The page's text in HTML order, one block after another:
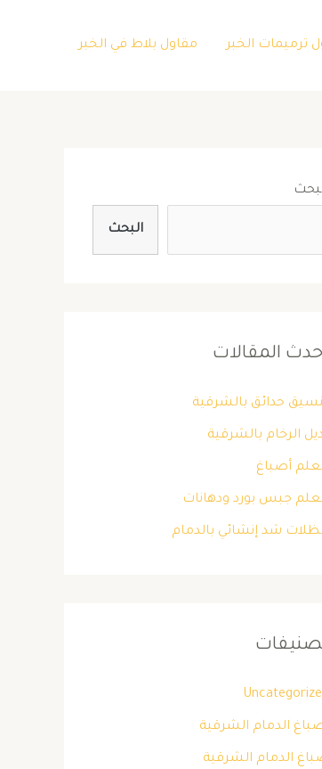
ترميمات الخبر مقاول بلاط في الخبر
البحث
المقالات
حدائق بالشرقية
الرخام بالشرقية
أصباغ
جبس بورد ودهانات
شد إنشائي بالدمام
الدمام الشرقية
الدمام الشرقية